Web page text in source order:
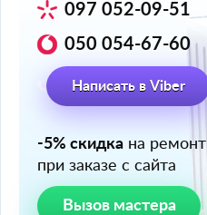
097 052-09-51
050 054-67-60
Написать в Viber
-5% скидка на ремонт
при заказе с сайта
Вызов мастера